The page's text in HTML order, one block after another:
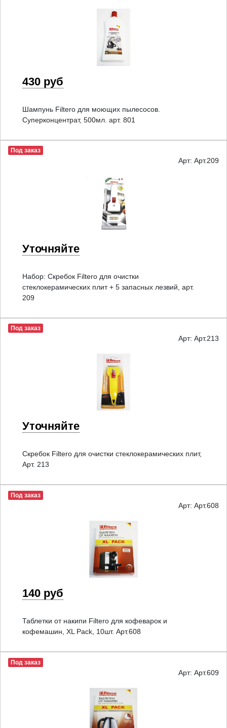
430 руб
Шампунь Filtero для моющих пылесосов.
Суперконцентрат, 500мл. арт. 801
Под заказ
Арт: Арт.209
Уточняйте
Набор: Скребок Filtero для очистки
стеклокерамических плит + 5 запасных лезвий, арт.
209
Под заказ
Арт: Арт.213
Уточняйте
Скребок Filtero для очистки стеклокерамических плит,
Арт. 213
Под заказ
Арт: Арт.608
140 руб
Таблетки от накипи Filtero для кофеварок и
кофемашин, XL Pack, 10шт. Арт.608
Под заказ
Арт: Арт.609